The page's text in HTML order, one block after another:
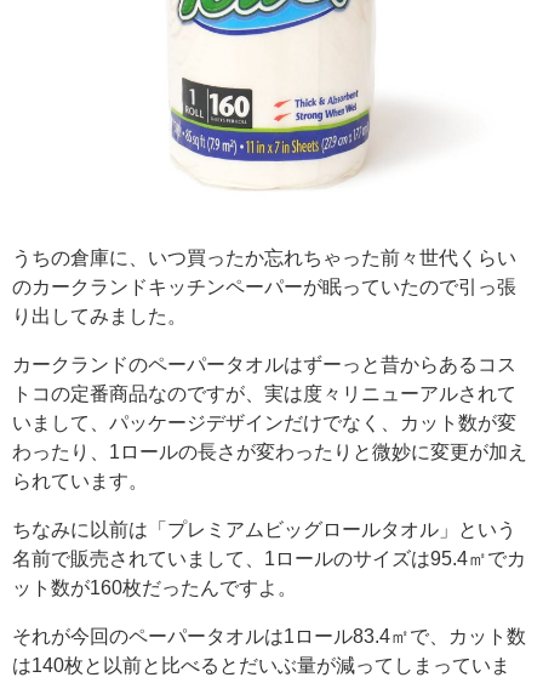
うちの倉庫に、いつ買ったか忘れちゃった前々世代くらい
のカークランドキッチンペーパーが眠っていたので引っ張
り出してみました。
カークランドのペーパータオルはずーっと昔からあるコス
トコの定番商品なのですが、実は度々リニューアルされて
いまして、パッケージデザインだけでなく、カット数が変
わったり、1ロールの長さが変わったりと微妙に変更が加え
られています。
ちなみに以前は「プレミアムビッグロールタオル」という
名前で販売されていまして、1ロールのサイズは95.4㎡でカ
ット数が160枚だったんですよ。
それが今回のペーパータオルは1ロール83.4㎡で、カット数
は140枚と以前と比べるとだいぶ量が減ってしまっていま